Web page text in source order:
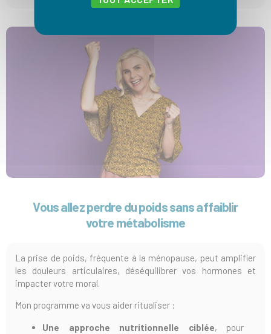
Vous allezperdre du poids sans affaiblir
votre métabolisme
La prise de poids, fréquente à la ménopause, peut amplifier
les douleurs articulaires, déséquilibrer vos hormones et
impacter votre moral.
Mon programme va vous aider ritualiser :
Une approche nutritionnelle ciblée, pour